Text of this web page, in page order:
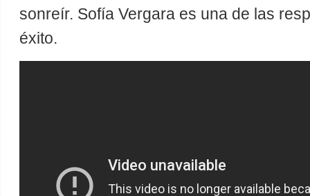
sonreír. Sofía Vergara es una de las
éxito.